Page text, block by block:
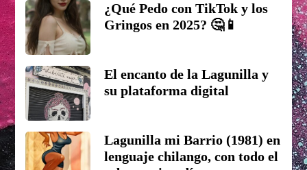
¿Qué Pedo con TikTok y los
Gringos en 2025? 🤔📱
El encanto de la Lagunilla y
su plataforma digital
Lagunilla mi Barrio (1981) en
lenguaje chilango, con todo el